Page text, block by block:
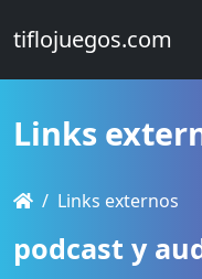
tiflojuegos.com
Links
Links externos
podcast y